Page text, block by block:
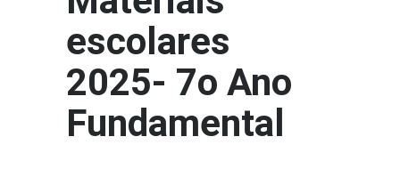
escolares
2025- 7o Ano
Fundamental